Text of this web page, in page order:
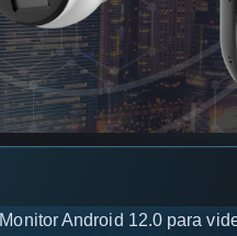
Monitor Android 12.0 para